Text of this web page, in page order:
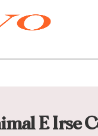
E Irse